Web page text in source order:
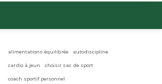
alimentations équilibrée autodiscipline
cardio à jeun choisir sac de sport
coach sportif personnel